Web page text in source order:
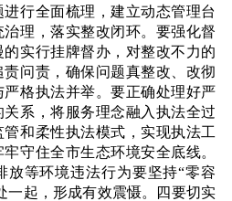
行全面梳理，建立动态管理台
理，落实整改闭环。要强化督
实行挂牌督办，对整改不力的
问责，确保问题真整改、改彻
格执法并举。要正确处理好严
系，将服务理念融入执法全过
和柔性执法模式，实现执法工
守住全市生态环境安全底线。
放等环境违法行为要坚持“零容
一起，形成有效震慑。四要切实